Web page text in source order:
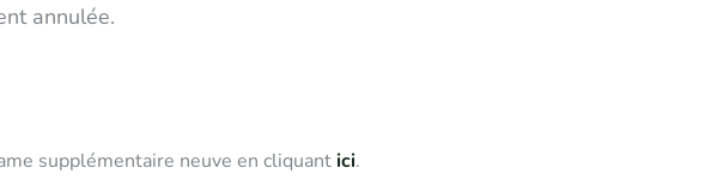
annulée.
supplémentaire neuve en cliquantici.